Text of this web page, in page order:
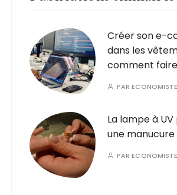
Créer son e-
dans les
comment
PARECONOMISTE
La lampe à
une
PARECONOMISTE